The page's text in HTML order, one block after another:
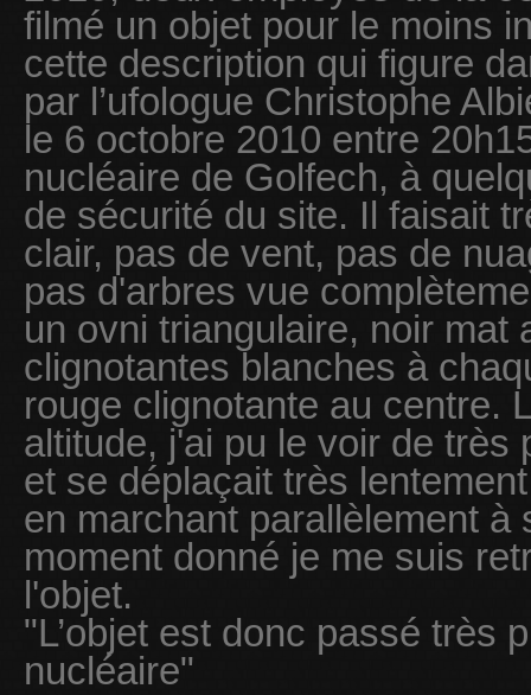
filmé un objet pour le moins
cette description qui figure
par l’ufologue Christophe
le 6 octobre 2010 entre
nucléaire de Golfech, à
de sécurité du site. Il faisait
clair, pas de vent, pas de
pas d'arbres vue
un ovni triangulaire, noir mat
clignotantes blanches à
rouge clignotante au centre.
altitude, j'ai pu le voir de très
et se déplaçait très
en marchant parallèlement à
moment donné je me suis
l'objet.
"L’objet est donc passé très
nucléaire"